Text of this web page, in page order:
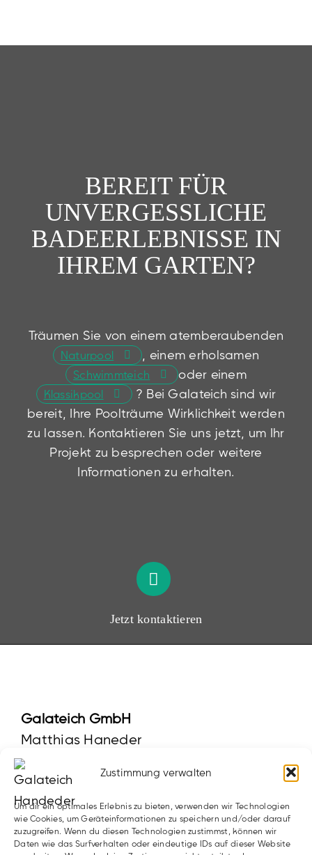
Zustimmung verwalten
Um dir ein optimales Erlebnis zu bieten, verwenden wir Technologien
wie Cookies, um Geräteinformationen zu speichern und/oder darauf
zuzugreifen. Wenn du diesen Technologien zustimmst, können wir
Daten wie das Surfverhalten oder eindeutige IDs auf dieser Website
BEREIT FÜR
UNVERGESSLICHE
BADEERLEBNISSE IN
IHREM GARTEN?
Träumen Sie von einem atemberaubenden
Naturpool , einem erholsamen
Schwimmteich oder einem
Klassikpool
? Bei Galateich sind wir
bereit, Ihre Poolträume Wirklichkeit werden
zu lassen. Kontaktieren Sie uns jetzt, um Ihr
Projekt zu besprechen oder weitere
Informationen zu erhalten.
Jetzt kontaktieren
Galateich GmbH
Matthias Haneder
Oberstrahlbach 72
3910 Zwettl
02822 53229|0664 19 155 19
office@galateich.at